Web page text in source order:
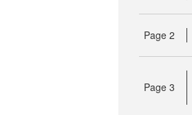
Page 2
Page 3